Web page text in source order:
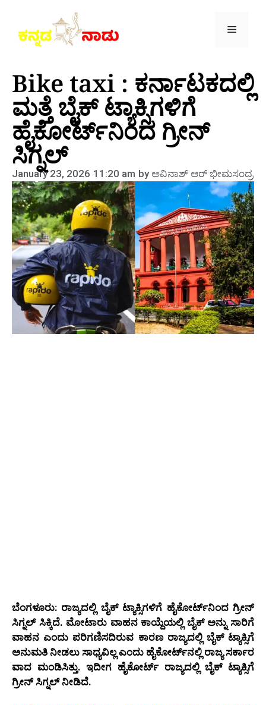
Bike taxi : ಕರ್ನಾಟಕದಲ್ಲಿ
ಮತ್ತೆ ಬೈಕ್‌ ಟ್ಯಾಕ್ಸಿಗಳಿಗೆ
ಹೈಕೋರ್ಟ್‌ನಿಂದ ಗ್ರೀನ್‌
ಸಿಗ್ನಲ್‌
January 23, 2026 11:20 am byಅವಿನಾಶ್‌ ಆರ್‌ ಭೀಮಸಂದ್ರ
ಬೆಂಗಳೂರು: ರಾಜ್ಯದಲ್ಲಿ ಬೈಕ್‌ ಟ್ಯಾಕ್ಸಿಗಳಿಗೆ ಹೈಕೋರ್ಟ್‌ನಿಂದ ಗ್ರೀನ್‌
ಸಿಗ್ನಲ್‌ ಸಿಕ್ಕಿದೆ. ಮೋಟಾರು ವಾಹನ ಕಾಯ್ದೆಯಲ್ಲಿ ಬೈಕ್ ಅನ್ನು ಸಾರಿಗೆ
ವಾಹನ ಎಂದು ಪರಿಗಣಿಸದಿರುವ ಕಾರಣ ರಾಜ್ಯದಲ್ಲಿ ಬೈಕ್ ಟ್ಯಾಕ್ಸಿಗೆ
ಅನುಮತಿ ನೀಡಲು ಸಾಧ್ಯವಿಲ್ಲ ಎಂದು ಹೈಕೋರ್ಟ್‌ನಲ್ಲಿ ರಾಜ್ಯ ಸರ್ಕಾರ
ವಾದ ಮಂಡಿಸಿತ್ತು. ಇದೀಗ ಹೈಕೋರ್ಟ್ ರಾಜ್ಯದಲ್ಲಿ ಬೈಕ್ ಟ್ಯಾಕ್ಸಿಗೆ
ಗ್ರೀನ್ ಸಿಗ್ನಲ್ ನೀಡಿದೆ.